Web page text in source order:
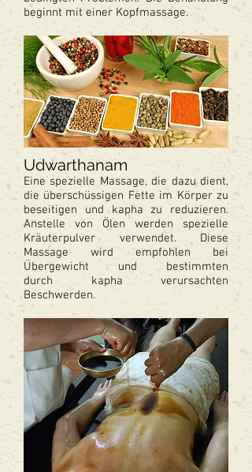
beginnt mit einer Kopfmassage.
Udwarthanam
Eine spezielle Massage, die dazu dient,
die überschüssigen Fette im Körper zu
beseitigen und kapha zu reduzieren.
Anstelle von Ölen werden spezielle
Kräuterpulver verwendet. Diese
Massage wird empfohlen bei
Übergewicht und bestimmten
durch kapha verursachten
Beschwerden.